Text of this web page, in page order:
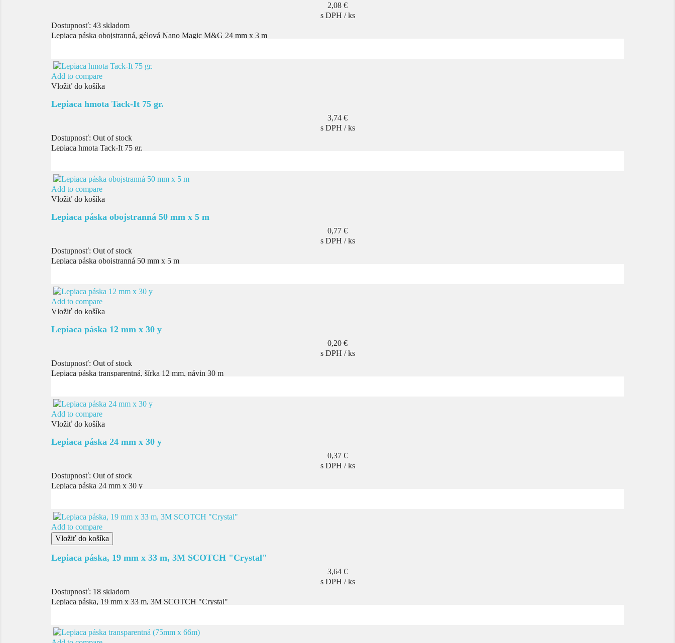
Cena
2,08 €
s DPH / ks
Dostupnosť: 43 skladom
Lepiaca páska obojstranná, gélová Nano Magic M&G 24 mm x 3 m
Add to compare
Vložiť do košíka
Lepiaca hmota Tack-It 75 gr.
Cena
3,74 €
s DPH / ks
Dostupnosť: Out of stock
Lepiaca hmota Tack-It 75 gr.
Add to compare
Vložiť do košíka
Lepiaca páska obojstranná 50 mm x 5 m
Cena
0,77 €
s DPH / ks
Dostupnosť: Out of stock
Lepiaca páska obojstranná 50 mm x 5 m
Add to compare
Vložiť do košíka
Lepiaca páska 12 mm x 30 y
Cena
0,20 €
s DPH / ks
Dostupnosť: Out of stock
Lepiaca páska transparentná, šírka 12 mm, návin 30 m
Add to compare
Vložiť do košíka
Lepiaca páska 24 mm x 30 y
Cena
0,37 €
s DPH / ks
Dostupnosť: Out of stock
Lepiaca páska 24 mm x 30 y
Add to compare
Vložiť do košíka
Lepiaca páska, 19 mm x 33 m, 3M SCOTCH "Crystal"
Cena
3,64 €
s DPH / ks
Dostupnosť: 18 skladom
Lepiaca páska, 19 mm x 33 m, 3M SCOTCH "Crystal"